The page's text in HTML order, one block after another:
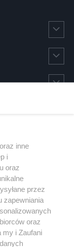
Youtube
inne
i
oraz
przez
zapewniania
oraz
my i Zaufani